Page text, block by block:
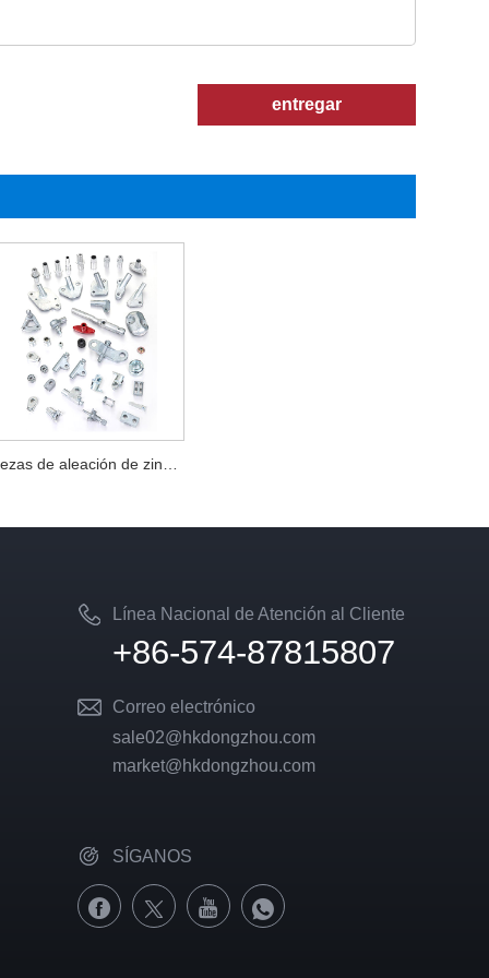
entregar
Línea Nacional de Atención al Cliente
+86-574-87815807
Correo electrónico
sale02@hkdongzhou.com
market@hkdongzhou.com
SÍGANOS